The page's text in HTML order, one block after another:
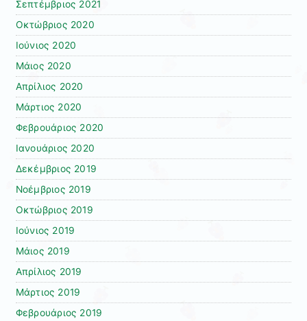
Σεπτέμβριος 2021
Οκτώβριος 2020
Ιούνιος 2020
Μάιος 2020
Απρίλιος 2020
Μάρτιος 2020
Φεβρουάριος 2020
Ιανουάριος 2020
Δεκέμβριος 2019
Νοέμβριος 2019
Οκτώβριος 2019
Ιούνιος 2019
Μάιος 2019
Απρίλιος 2019
Μάρτιος 2019
Φεβρουάριος 2019